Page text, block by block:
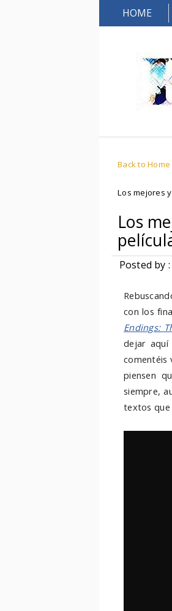
HOME
Back to Home
Los mejores
Los
Posted by
con los
Endings:
dejar
comentéis
piensen
siempre,
textos que